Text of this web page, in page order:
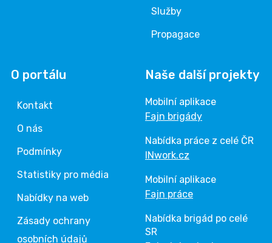
Služby
Propagace
O portálu
Kontakt
O nás
Podmínky
Statistiky pro média
Nabídky na web
Zásady ochrany
osobních údajů
Naše další projekty
Mobilní aplikace
Fajn brigády
Nabídka práce z celé ČR
INwork.cz
Mobilní aplikace
Fajn práce
Nabídka brigád po celé
SR